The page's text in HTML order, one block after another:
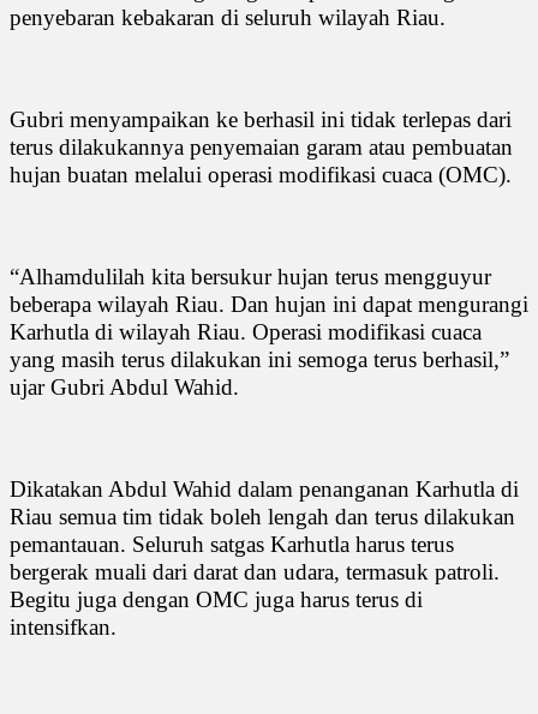
penyebaran kebakaran di seluruh wilayah Riau.
Gubri menyampaikan ke berhasil ini tidak terlepas dari
terus dilakukannya penyemaian garam atau pembuatan
hujan buatan melalui operasi modifikasi cuaca (OMC).
“Alhamdulilah kita bersukur hujan terus mengguyur
beberapa wilayah Riau. Dan hujan ini dapat mengurangi
Karhutla di wilayah Riau. Operasi modifikasi cuaca
yang masih terus dilakukan ini semoga terus berhasil,”
ujar Gubri Abdul Wahid.
Dikatakan Abdul Wahid dalam penanganan Karhutla di
Riau semua tim tidak boleh lengah dan terus dilakukan
pemantauan. Seluruh satgas Karhutla harus terus
bergerak muali dari darat dan udara, termasuk patroli.
Begitu juga dengan OMC juga harus terus di
intensifkan.